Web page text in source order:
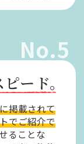
No.5
ード。
掲載されて
でご紹介で
ることな